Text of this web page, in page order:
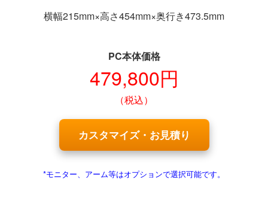
横幅215mm×高さ454mm×奥行き473.5mm
PC本体価格
479,800円
（税込）
カスタマイズ・お見積り
*モニター、アーム等はオプションで選択可能です。